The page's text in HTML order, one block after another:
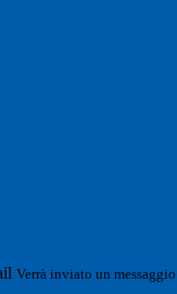
Verrà inviato un